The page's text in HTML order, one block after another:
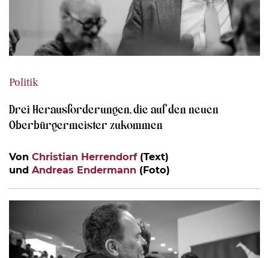
Politik
Drei Herausforderungen, die auf den neuen
Oberbürgermeister zukommen
Von Christian Herrendorf(Text)
und Andreas Endermann (Foto)